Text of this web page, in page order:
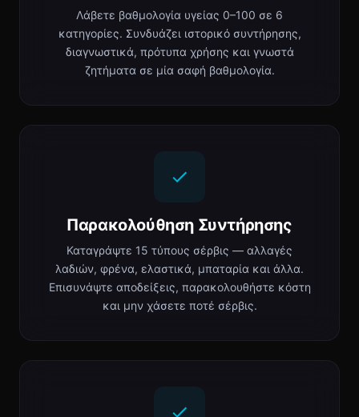
Λάβετε βαθμολογία υγείας 0–100 σε 6
κατηγορίες. Συνδυάζει ιστορικό συντήρησης,
διαγνωστικά, πρότυπα χρήσης και γνωστά
ζητήματα σε μία σαφή βαθμολογία.
Παρακολούθηση Συντήρησης
Καταγράψτε 15 τύπους σέρβις — αλλαγές
λαδιών, φρένα, ελαστικά, μπαταρία και άλλα.
Επισυνάψτε αποδείξεις, παρακολουθήστε κόστη
και μην χάσετε ποτέ σέρβις.